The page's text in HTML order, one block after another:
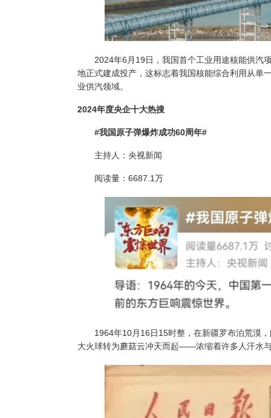
2024年6 月 19日，我国首个工业用途核能供汽
地正式建成投产，这标志着我国核能综合利用从单
业供汽领域。
2024年度央企十大热搜
#我国原子弹爆炸成功60周年#
主持人：央视新闻
阅读量： 6687.1万
1964年10月 16日15时整，在新疆罗布泊荒漠
大火球转为蘑菇云冲天而起——浓缩着许多人汗水